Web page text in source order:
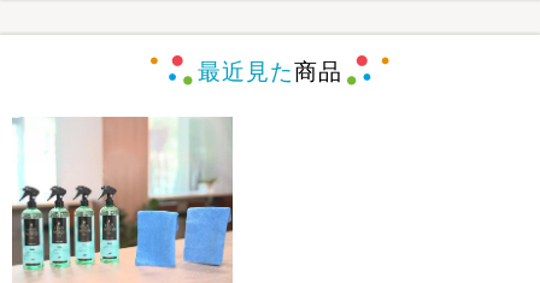
最近見た商品